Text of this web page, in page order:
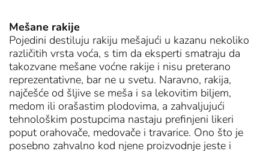
Mešane rakije
Pojedini destiluju rakiju mešajući u kazanu nekoliko
različitih vrsta voća, s tim da eksperti smatraju da
takozvane mešane voćne rakije i nisu preterano
reprezentativne, bar ne u svetu. Naravno, rakija,
najčešće od šljive se meša i sa lekovitim biljem,
medom ili orašastim plodovima, a zahvaljujući
tehnološkim postupcima nastaju prefinjeni likeri
poput orahovače, medovače i travarice. Ono što je
posebno zahvalno kod njene proizvodnje jeste i